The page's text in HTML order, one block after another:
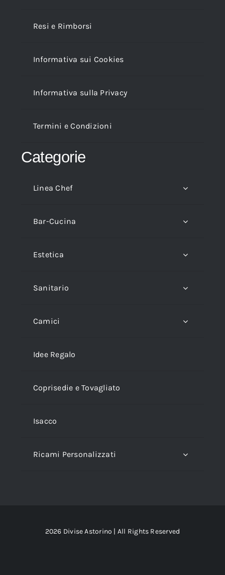
Resi e Rimborsi
Informativa sui Cookies
Informativa sulla Privacy
Termini e Condizioni
Categorie
Linea Chef
Bar-Cucina
Estetica
Sanitario
Camici
Idee Regalo
Coprisedie e Tovagliato
Isacco
Ricami Personalizzati
2026 Divise Astorino | All Rights Reserved